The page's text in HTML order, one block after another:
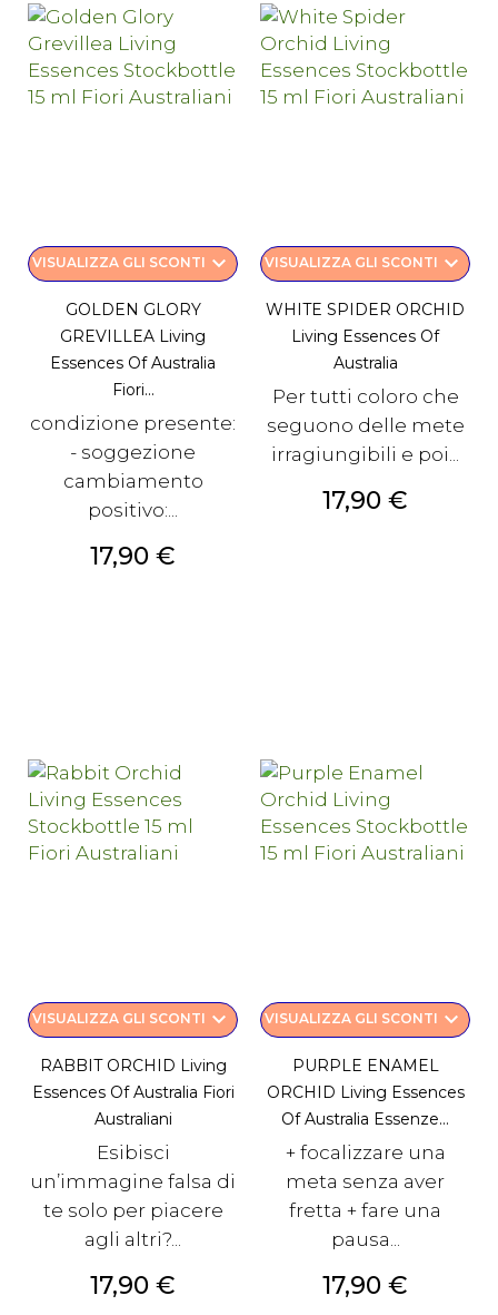
VISUALIZZA GLI SCONTI keyboard_arrow_down
GOLDEN GLORY
GREVILLEA Living
Essences Of Australia
Fiori...
condizione presente:
- soggezione
cambiamento
positivo:...
Prezzo
17,90 €
VISUALIZZA GLI SCONTI keyboard_arrow_down
WHITE SPIDER ORCHID
Living Essences Of
Australia
Per tutti coloro che
seguono delle mete
irragiungibili e poi...
Prezzo
17,90 €
VISUALIZZA GLI SCONTI keyboard_arrow_down
RABBIT ORCHID Living
Essences Of Australia Fiori
Australiani
Esibisci
un’immagine falsa di
te solo per piacere
agli altri?...
Prezzo
17,90 €
VISUALIZZA GLI SCONTI keyboard_arrow_down
PURPLE ENAMEL
ORCHID Living Essences
Of Australia Essenze...
+ focalizzare una
meta senza aver
fretta + fare una
pausa...
Prezzo
17,90 €